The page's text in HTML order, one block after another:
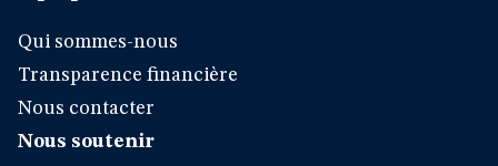
Qui sommes-nous
Transparence financière
Nous contacter
Nous soutenir